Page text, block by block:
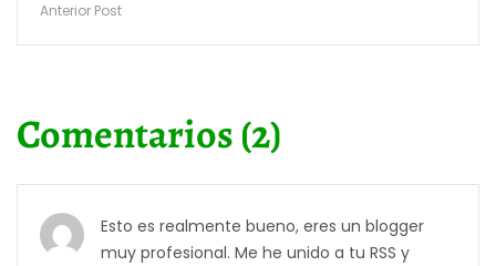
Anterior Post
Comentarios (2)
Esto es realmente bueno, eres un blogger
muy profesional. Me he unido a tu RSS y